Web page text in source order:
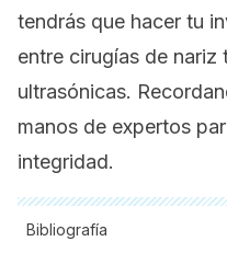
tendrás que hacer tu
entre cirugías de nariz
ultrasónicas.
manos de expertos
integridad.
Bibliografía